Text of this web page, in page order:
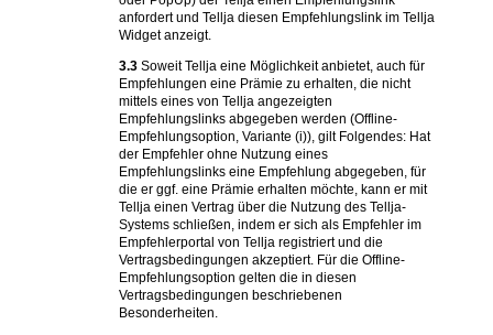
anfordert und Tellja diesen Empfehlungslink im Tellja
Widget anzeigt.
3.3 Soweit Tellja eine Möglichkeit anbietet, auch für
Empfehlungen eine Prämie zu erhalten, die nicht
mittels eines von Tellja angezeigten
Empfehlungslinks abgegeben werden (Offline-
Empfehlungsoption, Variante (i)), gilt Folgendes: Hat
der Empfehler ohne Nutzung eines
Empfehlungslinks eine Empfehlung abgegeben, für
die er ggf. eine Prämie erhalten möchte, kann er mit
Tellja einen Vertrag über die Nutzung des Tellja-
Systems schließen, indem er sich als Empfehler im
Empfehlerportal von Tellja registriert und die
Vertragsbedingungen akzeptiert. Für die Offline-
Empfehlungsoption gelten die in diesen
Vertragsbedingungen beschriebenen
Besonderheiten.